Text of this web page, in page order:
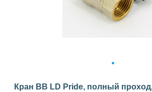
1
Кран ВВ LD Pride, полный